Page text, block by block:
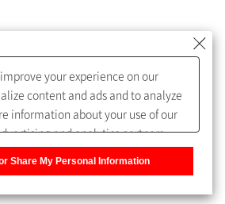
へ登録いただくと、技術情報や
などの閲覧ができます。
your experience on our
content and ads and to analyze
information about your use of our
and analytics partners,
Share My Personal Information